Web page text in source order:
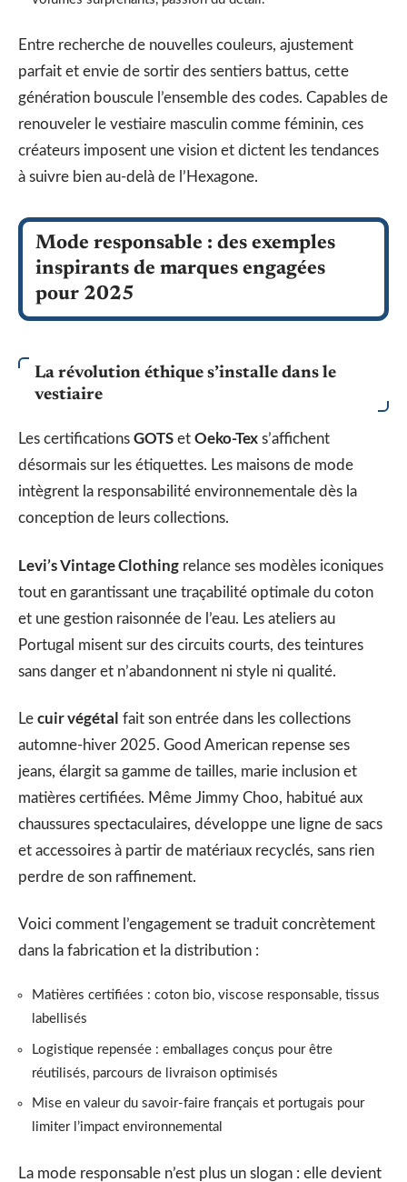
Entre recherche de nouvelles couleurs, ajustement
parfait et envie de sortir des sentiers battus, cette
génération bouscule l’ensemble des codes. Capables de
renouveler le vestiaire masculin comme féminin, ces
créateurs imposent une vision et dictent les tendances
à suivre bien au-delà de l’Hexagone.
Mode responsable : des exemples
inspirants de marques engagées
pour 2025
La révolution éthique s’installe dans le
vestiaire
Les certifications GOTS et Oeko-Tex s’affichent
désormais sur les étiquettes. Les maisons de mode
intègrent la responsabilité environnementale dès la
conception de leurs collections.
Levi’s Vintage Clothing relance ses modèles iconiques
tout en garantissant une traçabilité optimale du coton
et une gestion raisonnée de l’eau. Les ateliers au
Portugal misent sur des circuits courts, des teintures
sans danger et n’abandonnent ni style ni qualité.
Le cuir végétal fait son entrée dans les collections
automne-hiver 2025. Good American repense ses
jeans, élargit sa gamme de tailles, marie inclusion et
matières certifiées. Même Jimmy Choo, habitué aux
chaussures spectaculaires, développe une ligne de sacs
et accessoires à partir de matériaux recyclés, sans rien
perdre de son raffinement.
Voici comment l’engagement se traduit concrètement
dans la fabrication et la distribution :
Matières certifiées : coton bio, viscose responsable, tissus
labellisés
Logistique repensée : emballages conçus pour être
réutilisés, parcours de livraison optimisés
Mise en valeur du savoir-faire français et portugais pour
limiter l’impact environnemental
La mode responsable n’est plus un slogan : elle devient